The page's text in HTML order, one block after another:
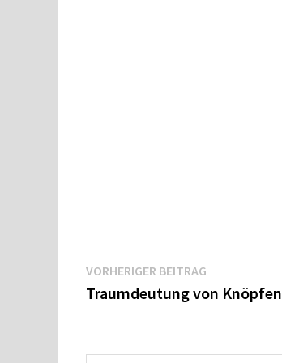
Beitragsnavigation
VORHERIGER BEITRAG
Beitrag:
Traumdeutung von Knöpfen